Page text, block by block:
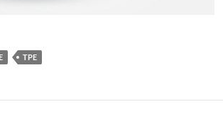
TPE